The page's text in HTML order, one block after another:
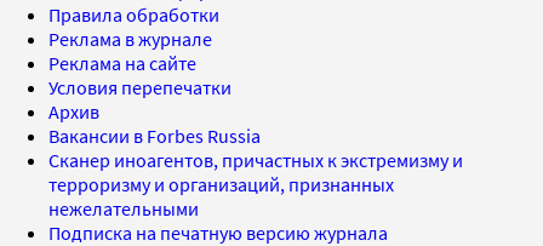
Правила обработки
Реклама в журнале
Реклама на сайте
Условия перепечатки
Архив
Вакансии в Forbes Russia
Сканер иноагентов, причастных к экстремизму и
терроризму и организаций, признанных
нежелательными
Подписка на печатную версию журнала